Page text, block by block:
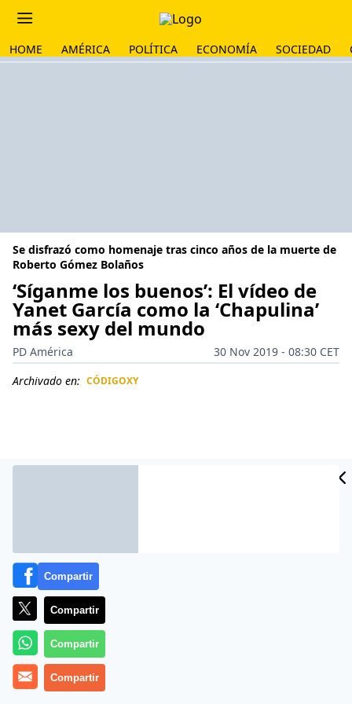
HOME AMÉRICA POLÍTICA ECONOMÍA SOCIEDAD
Se disfrazó como homenaje tras cinco años de la muerte de
Roberto Gómez Bolaños
‘Síganme los buenos’: El vídeo de
Yanet García como la ‘Chapulina’
más sexy del mundo
PD América
30 Nov 2019 - 08:30 CET
Archivado en: CÓDIGOXY
Más información
Compartir
Compartir
Compartir
Compartir